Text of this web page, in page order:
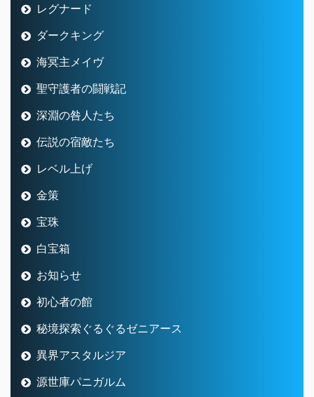
レグナード
ダークキング
海冥主メイヴ
聖守護者の闘戦記
深淵の咎人たち
伝説の宿敵たち
レベル上げ
金策
宝珠
白宝箱
お知らせ
初心者の館
秘境探索ぐるぐるゼニアース
異界アスタルジア
源世庫パニガルム